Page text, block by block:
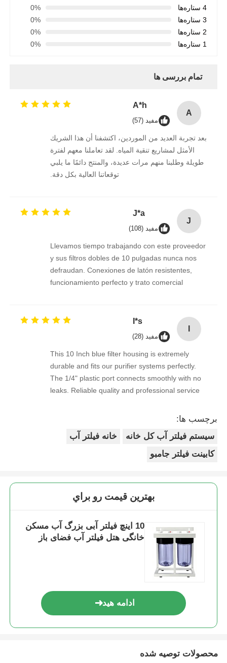
4 ستاره‌ها
0%
3 ستاره‌ها
0%
2 ستاره‌ها
0%
1 ستاره‌ها
0%
تمام بررسی ها
A
A*h
مفید (57)
بعد تجربة العديد من الموردين، اكتشفنا أن هذا الشريك
الأمثل لمشاريع تنقية المياه. لقد تعاملنا معهم لفترة
طويلة وطلبنا منهم مرات عديدة، والمنتج دائمًا ما يلبي
توقعاتنا العالية بكل دقة.
J
J*a
مفید (108)
Llevamos tiempo trabajando con este proveedor
y sus filtros dobles de 10 pulgadas nunca nos
defraudan. Conexiones de latón resistentes,
funcionamiento perfecto y trato comercial
I*s
مفید (28)
This 10 Inch blue filter housing is extremely
durable and fits our purifier systems perfectly.
The 1/4" plastic port connects smoothly with no
leaks. Reliable quality and professional service
برچسب ها:
سیستم فیلتر آب کل خانه
خانه فیلتر آب
کابینت فیلتر جامبو
بهترين قيمت رو براي
10 اینچ فیلتر آبی بزرگ آب مسکن
خانگی هتل فیلتر آب فضای باز
ادامه هید
محصولات توصیه شده